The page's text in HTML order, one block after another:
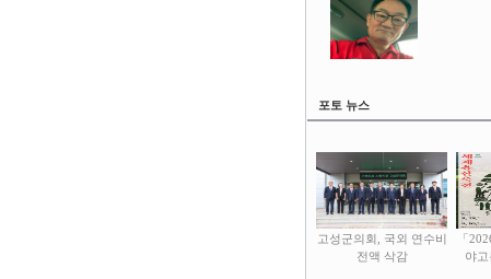
포토 뉴스
고성군의회, 국외 연수비
전액 삭감
「
야